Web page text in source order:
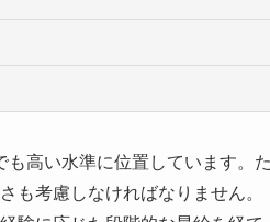
も高い水準に位置しています。
も考慮しなければなりません。